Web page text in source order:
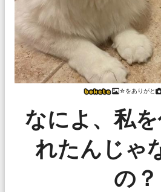
☆をありがと
なによ、私を
れたんじゃ
の？